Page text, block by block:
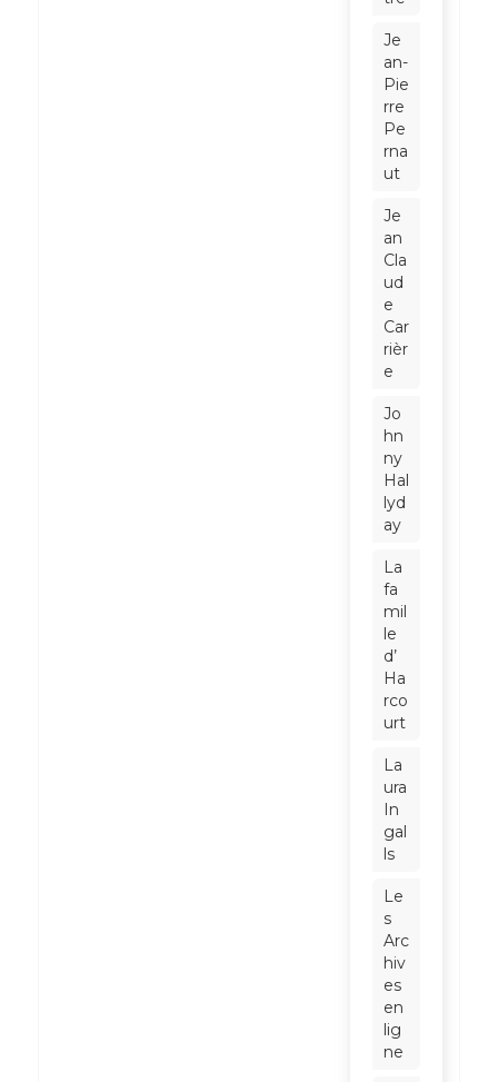
Je
an-
Pie
rre
Pe
rna
ut
Je
an
Cla
ud
e
Car
rièr
e
Jo
hn
ny
Hal
lyd
ay
La
fa
mil
le
d’
Ha
rco
urt
La
ura
In
gal
ls
Le
s
Arc
hiv
es
en
lig
ne